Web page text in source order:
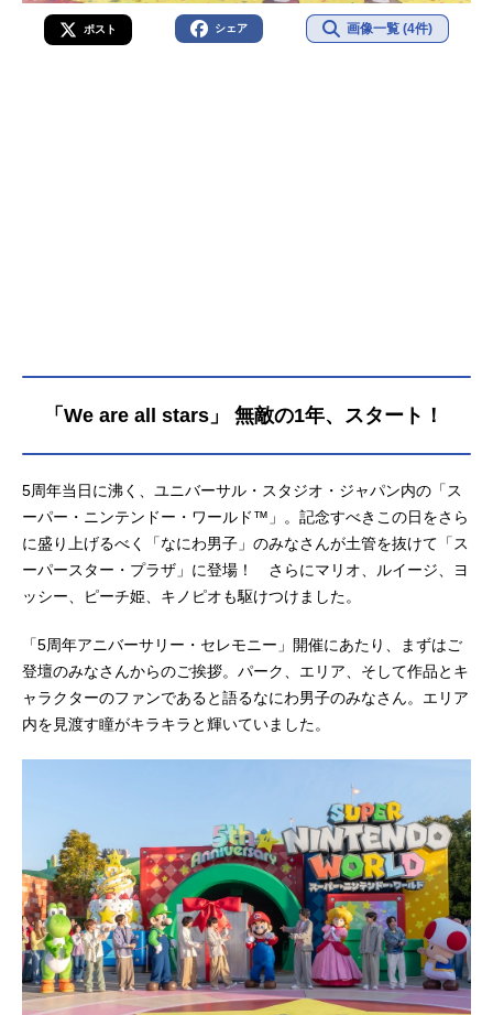
ポスト シェア 画像一覧 (4件)
「We are all stars」 無敵の1年、スタート！
5周年当日に沸く、ユニバーサル・スタジオ・ジャパン内の「ス
ーパー・ニンテンドー・ワールド™」。記念すべきこの日をさら
に盛り上げるべく「なにわ男子」のみなさんが土管を抜けて「ス
ーパースター・プラザ」に登場！ さらにマリオ、ルイージ、ヨ
ッシー、ピーチ姫、キノピオも駆けつけました。
「5周年アニバーサリー・セレモニー」開催にあたり、まずはご
登壇のみなさんからのご挨拶。パーク、エリア、そして作品とキ
ャラクターのファンであると語るなにわ男子のみなさん。エリア
内を見渡す瞳がキラキラと輝いていました。